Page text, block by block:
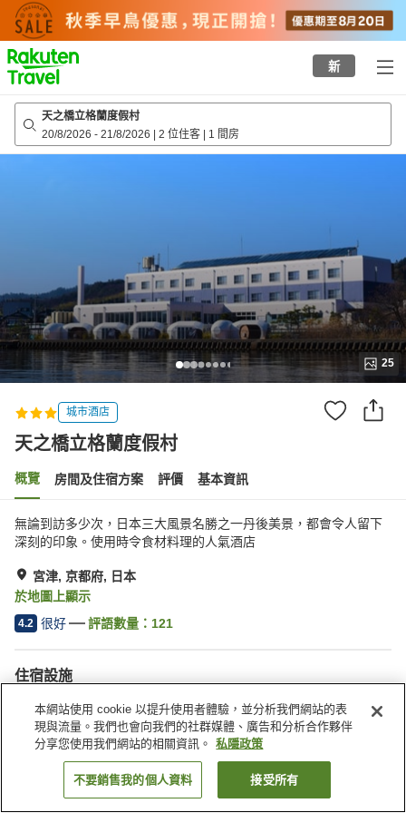
to
top
page
新
天之橋立格蘭度假村
20/8/2026 - 21/8/2026 | 2 位住客 | 1 間房
25
城市酒店
天之橋立格蘭度假村
概覽 房間及住宿方案 評價 基本資訊
無論到訪多少次，日本三大風景名勝之一丹後美景，都會令人留下
深刻的印象。使用時令食材料理的人氣酒店
宮津, 京都府, 日本
於地圖上顯示
4.2 很好 評語數量： 121
住宿設施
停車場 公共澡堂（溫泉）
主頁 日本 京都府 宮津 天之橋立格蘭度假村
找客房
本網站使用 cookie 以提升使用者體驗，並分析我們網站的表
現與流量。我們也會向我們的社群媒體、廣告和分析合作夥伴
分享您使用我們網站的相關資訊。
私隱政策
不要銷售我的個人資料 接受所有